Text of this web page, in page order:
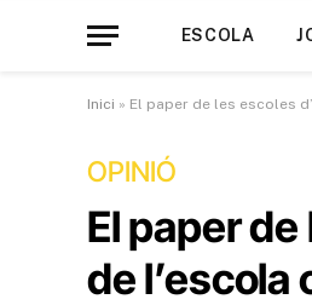
ESCOLA
Inici » El paper de les escoles
OPINIÓ
El paper
de l’escola